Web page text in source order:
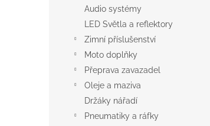
Audio systémy
LED Světla a reflektory
Zimní příslušenství
Moto doplňky
Přeprava zavazadel
Oleje a maziva
Držáky nářadí
Pneumatiky a ráfky